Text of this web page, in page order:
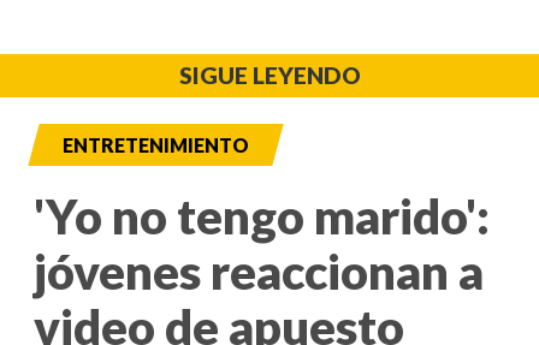
SIGUE LEYENDO
ENTRETENIMIENTO
'Yo no tengo marido':
jóvenes reaccionan a
video de apuesto